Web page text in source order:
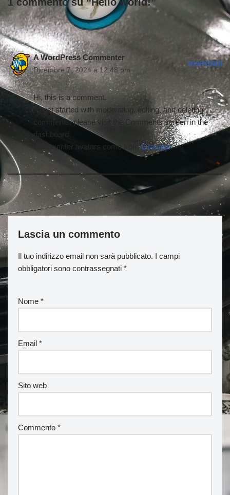
A WordPress Commenter
Dicembre 7, 2024 a 12:48 pm
RISPONDI
Hi, this is a comment.
To get started with moderating, editing, and deleting
comments, please visit the Comments screen in the
dashboard.
Commenter avatars come fromGravatar.
Lascia un commento
Il tuo indirizzo email non sarà pubblicato. I campi
obbligatori sono contrassegnati *
Nome *
Email *
Sito web
Commento *